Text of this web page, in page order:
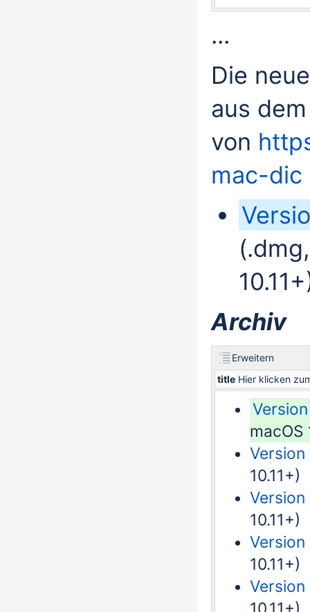
...
Die
aus
von
mac-dic
Archiv
Erweitern
title Hier klicken
macOS
10.11+)
10.11+)
Version
10.11+)
Version